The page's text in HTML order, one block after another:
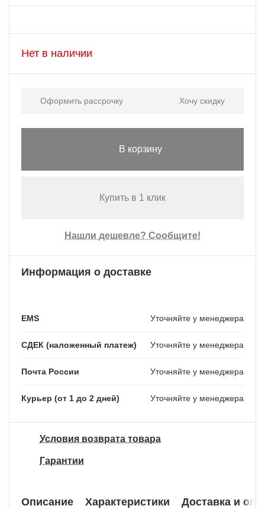
Нет в наличии
Оформить рассрочку Хочу скидку
В корзину
Купить в 1 клик
Нашли дешевле? Сообщите!
Информация о доставке
EMS Уточняйте у менеджера
СДЕК (наложенный платеж) Уточняйте у менеджера
Почта России Уточняйте у менеджера
Курьер (от 1 до 2 дней) Уточняйте у менеджера
Условия возврата товара
Гарантии
Описание Характеристики Доставка и